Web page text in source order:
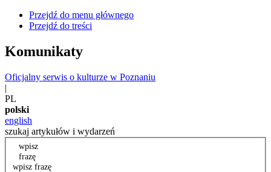
Przejdź do menu głównego
Przejdź do treści
Komunikaty
Oficjalny serwis o kulturze w Poznaniu
|
PL
polski
english
szukaj artykułów i wydarzeń
wpisz
frazę
wpisz frazę